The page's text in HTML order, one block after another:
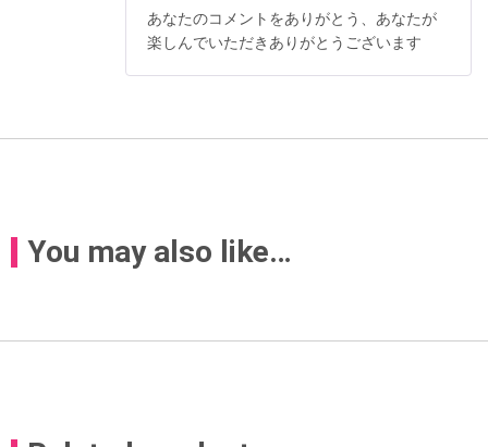
あなたのコメントをありがとう、あなたが
楽しんでいただきありがとうございます
You may also like…